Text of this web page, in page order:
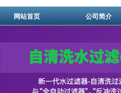
网站首页 公司简介